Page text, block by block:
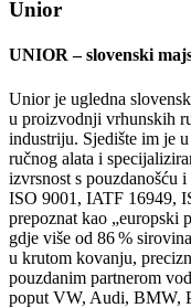
Unior
UNIOR – slovenski
Unior je ugledna
u proizvodnji vrhunskih
industriju. Sjedište im je
ručnog alata i
izvrsnost s pouzdanošću
ISO 9001, IATF 16949,
prepoznat kao „europski
gdje više od 86 %
u krutom kovanju,
pouzdanim partnerom
poput VW, Audi, BMW,